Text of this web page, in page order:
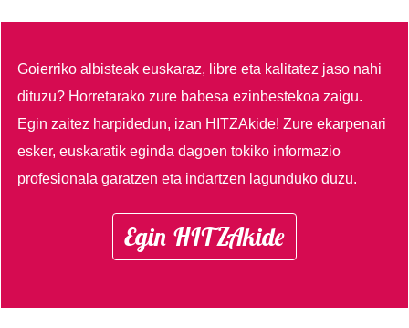
Goierriko albisteak euskaraz, libre eta kalitatez jaso nahi
dituzu? Horretarako zure babesa ezinbestekoa zaigu.
Egin zaitez harpidedun, izan HITZAkide!Zure ekarpenari
esker, euskaratik eginda dagoen tokiko informazio
profesionala garatzen eta indartzen lagunduko duzu.
Egin HITZAkide